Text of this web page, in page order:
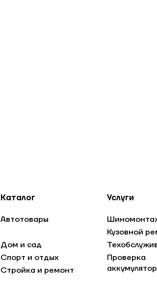
Каталог
Автотовары
Дом и сад
Спорт и отдых
Стройка и ремонт
Услуги
Кузовной
Проверка